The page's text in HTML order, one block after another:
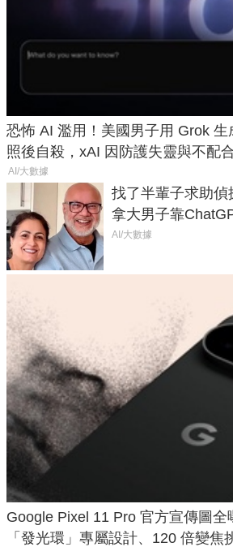
恐怖 AI 濫用！美國男子用 Grok
照後自殺，xAI 因防護失靈與不配
AI/大數據
找了半輩子求助偵
拿大男子靠
50年家人
AI/大數據
Google Pixel 11 Pro 官方宣傳圖全
「發光環」專屬設計、120 倍變焦